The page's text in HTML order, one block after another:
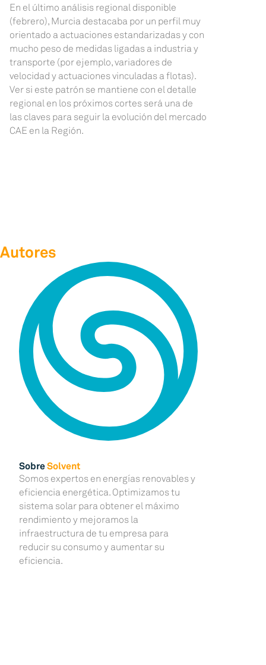
En el último análisis regional disponible
(febrero), Murcia destacaba por un perfil muy
orientado a actuaciones estandarizadas y con
mucho peso de medidas ligadas a industria y
transporte (por ejemplo, variadores de
velocidad y actuaciones vinculadas a flotas).
Ver si este patrón se mantiene con el detalle
regional en los próximos cortes será una de
las claves para seguir la evolución del mercado
CAE en la Región.
Autores
SobreSolvent
Somos expertos en energías renovables y
eficiencia energética. Optimizamos tu
sistema solar para obtener el máximo
rendimiento y mejoramos la
infraestructura de tu empresa para
reducir su consumo y aumentar su
eficiencia.